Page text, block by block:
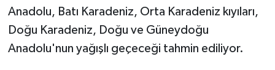
Anadolu, Batı Karadeniz, Orta Karadeniz kıyıları,
Doğu Karadeniz, Doğu ve Güneydoğu
Anadolu'nun yağışlı geçeceği tahmin ediliyor.